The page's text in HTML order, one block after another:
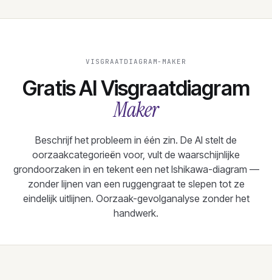
VISGRAATDIAGRAM-MAKER
Gratis AI Visgraatdiagram
Maker
Beschrijf het probleem in één zin. De AI stelt de
oorzaakcategorieën voor, vult de waarschijnlijke
grondoorzaken in en tekent een net Ishikawa-diagram —
zonder lijnen van een ruggengraat te slepen tot ze
eindelijk uitlijnen. Oorzaak-gevolganalyse zonder het
handwerk.